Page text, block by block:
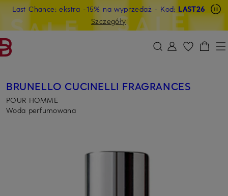
PRZEJDŹ DO GŁÓWNEJ TREŚCI PRZEJDŹ DO WYSZUKIWANIA
Last Chance: ekstra -15% na wyprzedaż - Kod: LAST26
Szczegóły
BRUNELLO CUCINELLI FRAGRANCES
POUR HOMME
Woda perfumowana